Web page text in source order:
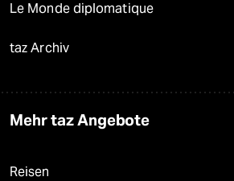
Le Monde diplomatique
taz Archiv
Mehr taz Angebote
Reisen